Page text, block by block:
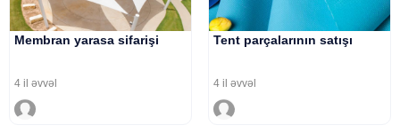
Membran yarasa sifarişi
4 il əvvəl
Tent parçalarının satışı
4 il əvvəl